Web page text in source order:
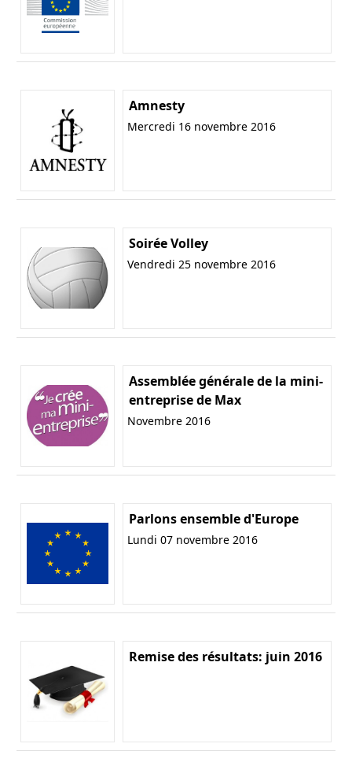
Amnesty
Mercredi 16 novembre 2016
Soirée Volley
Vendredi 25 novembre 2016
Assemblée générale de la mini-
entreprise de Max
Novembre 2016
Parlons ensemble d'Europe
Lundi 07 novembre 2016
Remise des résultats: juin 2016